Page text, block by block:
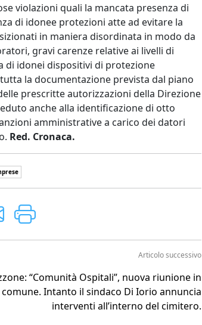
violazioni quali la mancata presenza di
di idonee protezioni atte ad evitare la
in maniera disordinata in modo da
gravi carenze relative ai livelli di
di idonei dispositivi di protezione
la documentazione prevista dal piano
prescritte autorizzazioni della Direzione
anche alla identificazione di otto
amministrative a carico dei datori
Red. Cronaca.
Articolo successivo
“Comunità Ospitali”, nuova riunione in
comune. Intanto il sindaco Di Iorio annuncia
interventi all’interno del cimitero.